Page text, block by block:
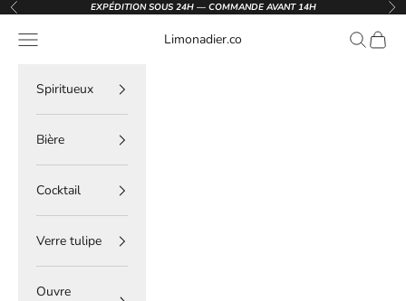
Passer au contenu
Précédent EXPÉDITION SOUS 24H — COMMANDE AVANT 14H
Limonadier.co
Menu Recherche
Panier
Spiritueux
Bière
Cocktail
Verre tulipe
Ouvre